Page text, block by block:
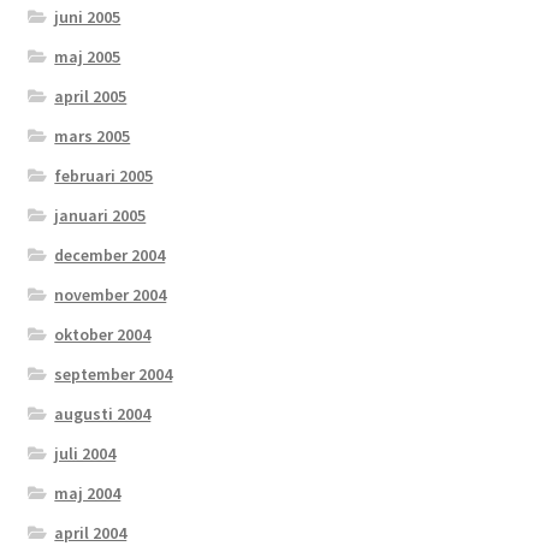
juni 2005
maj 2005
april 2005
mars 2005
februari 2005
januari 2005
december 2004
november 2004
oktober 2004
september 2004
augusti 2004
juli 2004
maj 2004
april 2004